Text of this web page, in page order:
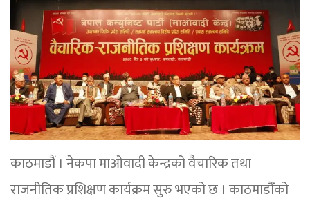
काठमाडौं । नेकपा माओवादी केन्द्रको वैचारिक तथा
राजनीतिक प्रशिक्षण कार्यक्रम सुरु भएको छ । काठमाडौँको